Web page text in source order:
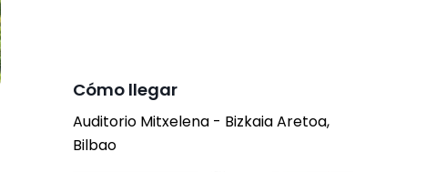
Cómo llegar
Auditorio Mitxelena - Bizkaia Aretoa,
Bilbao